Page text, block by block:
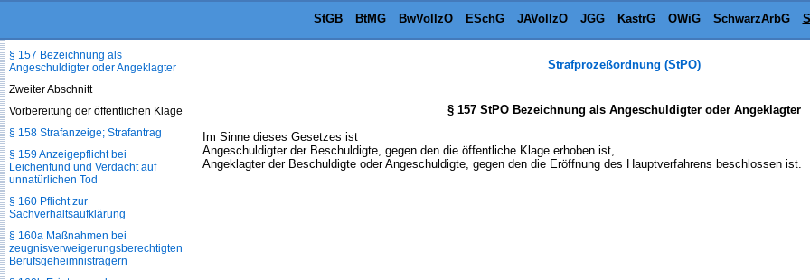
StGB BtMG BwVollzO ESchG JAVollzO JGG KastrG OWiG SchwarzArbG
Strafprozeßordnung (StPO)
§ 157 StPO Bezeichnung als Angeschuldigter oder Angeklagter
Im Sinne dieses Gesetzes ist
Angeschuldigter der Beschuldigte, gegen den die öffentliche Klage erhoben ist,
Angeklagter der Beschuldigte oder Angeschuldigte, gegen den die Eröffnung des Hauptverfahrens beschlossen ist.
§ 157 Bezeichnung als
Angeschuldigter oder Angeklagter
Zweiter Abschnitt
Vorbereitung der öffentlichen Klage
§ 158 Strafanzeige; Strafantrag
§ 159 Anzeigepflicht bei
Leichenfund und Verdacht auf
unnatürlichen Tod
§ 160 Pflicht zur
Sachverhaltsaufklärung
§ 160a Maßnahmen bei
zeugnisverweigerungs­berechtigten
Berufsgeheimnisträgern